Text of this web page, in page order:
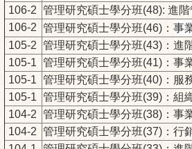
106-2 管理研究碩士學分班(48): 進
106-2 管理研究碩士學分班(46)： 事
105-2 管理研究碩士學分班(43)：進
105-1 管理研究碩士學分班(41)：事
105-1 管理研究碩士學分班(40)：服
105-1 管理研究碩士學分班(39)：組
104-2 管理研究碩士學分班(38)：事
104-2 管理研究碩士學分班(37)：行